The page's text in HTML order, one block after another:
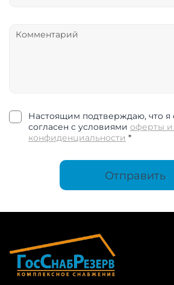
Настоящим подтверждаю, что я
согласен с условиямиоферты и
конфиденциальности *
Отправить